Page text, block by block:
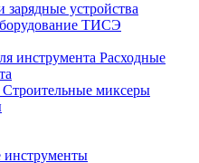
устройства
ТИСЭ
Расходные
Строительные миксеры